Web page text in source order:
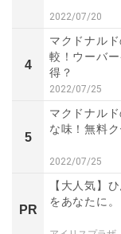
2022/07/20
4
マクドナル
較！ウーバ
得？
2022/07/25
5
マクドナル
な味！無料
2022/07/25
PR
【大人気】
をあなたに。